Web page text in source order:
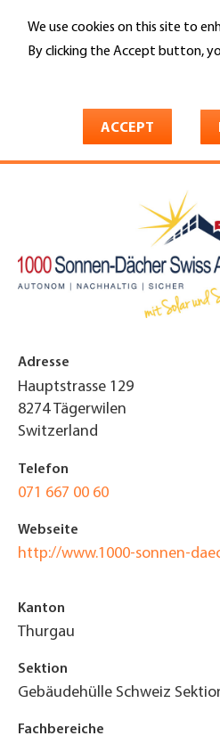
We use cookies on this site to
By clicking the Accept button,
ACCEPT
main
1000 Sonnen-
Adresse
Hauptstrasse 129
8274 Tägerwilen
Switzerland
Telefon
071 667 00 60
Webseite
http://www.1000-sonnen-
Kanton
Thurgau
Sektion
Gebäudehülle Schweiz
Fachbereiche